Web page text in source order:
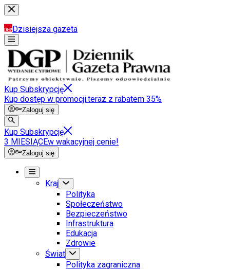
Dzisiejsza gazeta
Kup Subskrypcję
Kup dostęp w promocji:teraz z rabatem 35%
Zaloguj się
Kup Subskrypcję
3 MIESIĄCEw wakacyjnej cenie!
Zaloguj się
Kraj
Polityka
Społeczeństwo
Bezpieczeństwo
Infrastruktura
Edukacja
Zdrowie
Świat
Polityka zagraniczna